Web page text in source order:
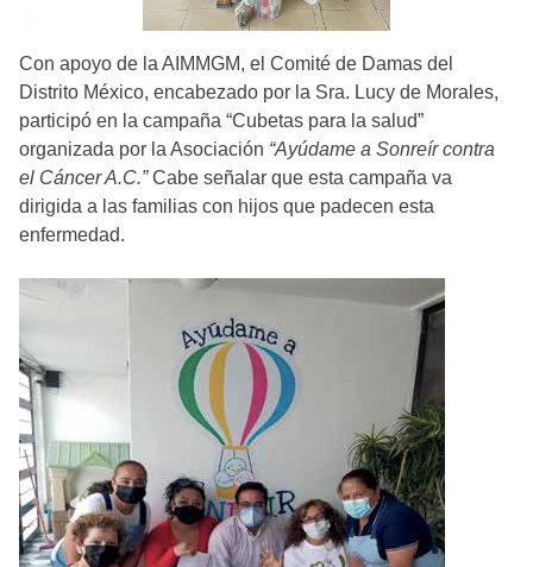
Con apoyo de la AIMMGM, el Comité de Damas del
Distrito México, encabezado por la Sra. Lucy de Morales,
participó en la campaña “Cubetas para la salud”
organizada por la Asociación “Ayúdame a Sonreír contra
el Cáncer A.C.”Cabe señalar que esta campaña va
dirigida a las familias con hijos que padecen esta
enfermedad.